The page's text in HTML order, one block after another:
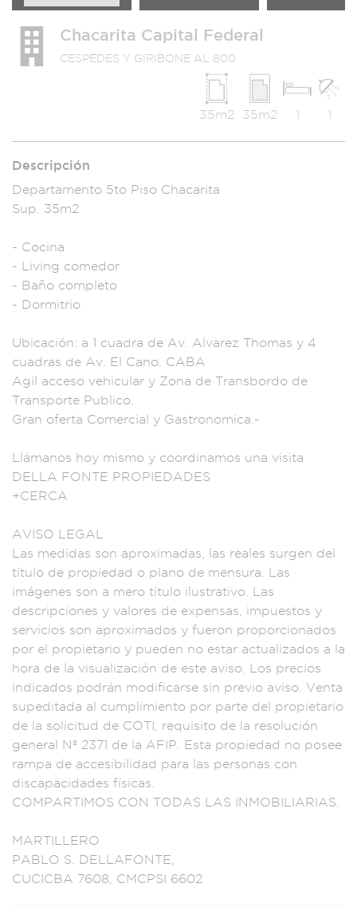
Chacarita Capital Federal
CESPEDES Y GIRIBONE AL 800
1
1
35m2
35m2
Descripción
Departamento 5to Piso Chacarita
Sup. 35m2
- Cocina
- Living comedor
- Baño completo
- Dormitrio
Ubicación: a 1 cuadra de Av. A lvarez Thomas y 4
cuadras de Av. El Cano. CABA
Agil acceso vehicular y Zona de Transbordo de
Transporte Publico.
Gran oferta Comercial y Gastronomica. -
Llámanos hoy mismo y coordinamos una visita
DELLA FONTE PROPIEDADES
+CERCA
AVISO LEGAL
Las medidas son aproximadas, las reales surgen del
título de propiedad o plano de mensura. L as
imágenes son a mero título ilustrativo. Las
descripciones y valores de expensas, impuestos y
servicios son aproximados y fueron proporcionados
por el propietario y pueden no estar actual izados a l a
hora de la visualización de este aviso. Los precios
indicados podrán modificarse sin previo aviso. Venta
supeditada al cumplimiento por parte del propietario
de la solicitud de COTI, requisito de la resolución
genera l Nº 2371 de la AFIP. Esta propiedad no posee
rampa de accesibilidad para las personas con
discapacidades físicas.
COMPARTIMOS CON TODAS LAS INMOBILIARIAS.
MARTILLERO
PABLO S. DELLAFONTE,
CUCICBA 7608, CMCPSI 6602